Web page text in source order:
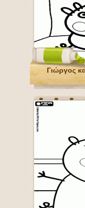
Γιώργος